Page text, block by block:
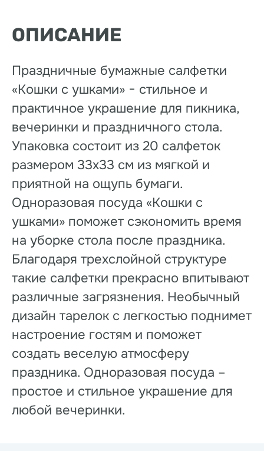
ОПИСАНИЕ
Праздничные бумажные салфетки
«Кошки с ушками» − стильное и
практичное украшение для пикника,
вечеринки и праздничного стола.
Упаковка состоит из 20 салфеток
размером 33х33 см из мягкой и
приятной на ощупь бумаги.
Одноразовая посуда «Кошки с
ушками» поможет сэкономить время
на уборке стола после праздника.
Благодаря трехслойной структуре
такие салфетки прекрасно впитывают
различные загрязнения. Необычный
дизайн тарелок с легкостью поднимет
настроение гостям и поможет
создать веселую атмосферу
праздника. Одноразовая посуда –
простое и стильное украшение для
любой вечеринки.